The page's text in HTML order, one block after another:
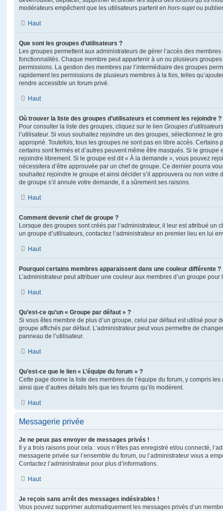
modérateurs empêchent que les utilisateurs partent en hors-sujetou
Haut
Que sont les groupes d’utilisateurs ?
Les groupes permettent aux administrateurs de gérer l’accès des
fonctionnalités. Chaque membre peut appartenir à un ou plusieurs
permissions. La gestion des membres par l’intermédiaire des groupes
rapidement les permissions de plusieurs membres à la fois, telles
rendre accessible un forum privé.
Haut
Où trouver la liste des groupes d’utilisateurs et comment les rejoindre ?
Pour consulter la liste des groupes, cliquez sur le lien Groupes d’utilisateurs
l’utilisateur. Si vous souhaitez rejoindre un des groupes, sélectionnez le
approprié. Toutefois, tous les groupes ne sont pas en libre accès. Certains
certains sont fermés et d’autres peuvent même être masqués. Si le groupe
rejoindre librement. Si le groupe est dit « À la demande », vous pouvez
nécessitera d’être approuvée par un chef de groupe. Ce dernier pourra
souhaitez rejoindre le groupe et ainsi décider s’il approuvera ou non votre
de groupe s’il annule votre demande, il a sûrement ses raisons.
Haut
Comment devenir chef de groupe ?
Lorsque des groupes sont créés par l’administrateur, il leur est attribué un
un groupe d’utilisateurs, contactez l’administrateur en premier lieu en lui
Haut
Pourquoi certains membres apparaissent dans une couleur différente ?
L’administrateur peut attribuer une couleur aux membres d’un groupe
Haut
Qu’est-ce qu’un « Groupe par défaut » ?
Si vous êtes membre de plus d’un groupe, celui par défaut est utilisé pour
groupe affichés par défaut. L’administrateur peut vous permettre de
panneau de l’utilisateur.
Haut
Qu’est-ce que le lien « L’équipe du forum » ?
Cette page donne la liste des membres de l’équipe du forum, y compris
ainsi que d’autres détails tels que les forums qu’ils modèrent.
Haut
Messagerie privée
Je ne peux pas envoyer de messages privés !
Il y a trois raisons pour cela : vous n’êtes pas enregistré et/ou connecté,
messagerie privée sur l’ensemble du forum, ou l’administrateur vous a
Contactez l’administrateur pour plus d’informations.
Haut
Je reçois sans arrêt des messages indésirables !
Vous pouvez supprimer automatiquement les messages privés d’un